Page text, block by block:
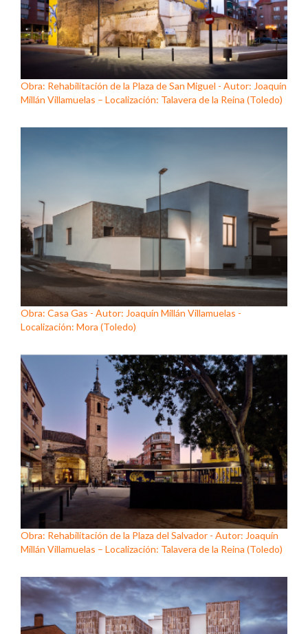
Obra: Rehabilitación de la Plaza de San Miguel - Autor: Joaquín
Millán Villamuelas – Localización: Talavera de la Reina (Toledo)
Obra: Casa Gas - Autor: Joaquín Millán Villamuelas -
Localización: Mora (Toledo)
Obra: Rehabilitación de la Plaza del Salvador - Autor: Joaquín
Millán Villamuelas – Localización: Talavera de la Reina (Toledo)